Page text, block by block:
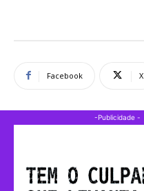
Facebook X
-Publicidade -